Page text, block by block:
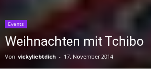
Events
Weihnachten mit Tchibo
Von vickyliebtdich - 17. November 2014